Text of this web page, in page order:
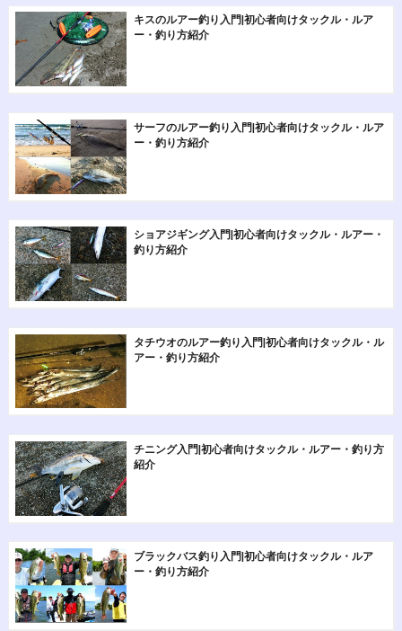
キスのルアー釣り入門|初心者向けタックル・ルア
ー・釣り方紹介
サーフのルアー釣り入門|初心者向けタックル・ルア
ー・釣り方紹介
ショアジギング入門|初心者向けタックル・ルアー・
釣り方紹介
タチウオのルアー釣り入門|初心者向けタックル・ル
アー・釣り方紹介
チニング入門|初心者向けタックル・ルアー・釣り方
紹介
ブラックバス釣り入門|初心者向けタックル・ルア
ー・釣り方紹介